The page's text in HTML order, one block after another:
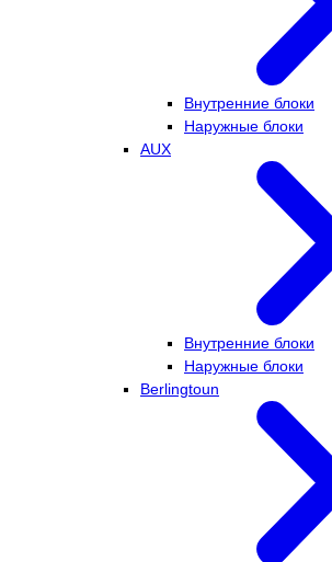
Внутренние блоки
Наружные блоки
AUX
Внутренние блоки
Наружные блоки
Berlingtoun